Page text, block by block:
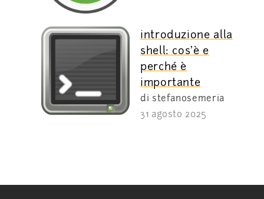
introduzione alla
shell: cos’è e
perché è
importante
di stefanosemeria
31 agosto 2025